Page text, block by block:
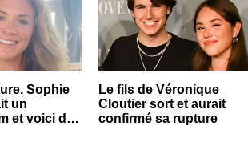
Sophie
un
et voici de
Le fils de Véronique
Cloutier sort et aurait
confirmé sa rupture